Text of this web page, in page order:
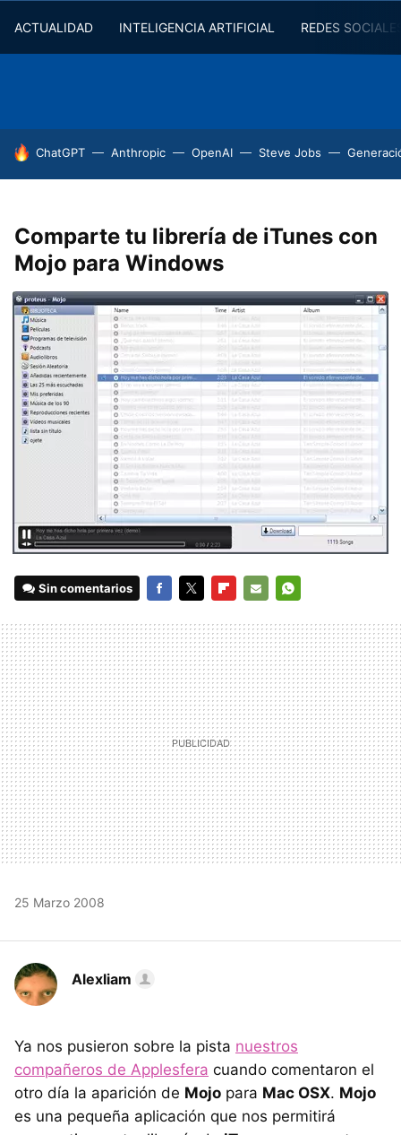
ACTUALIDAD INTELIGENCIA ARTIFICIAL REDES
HOY SE HABLA DE
ChatGPT Anthropic OpenAI Steve Jobs
Comparte tu librería de iTunes con
Mojo para Windows
Sin comentarios
MAIL
25 Marzo 2008
Alexliam
Ya nos pusieron sobre la pista nuestros
compañeros de Applesfera cuando comentaron el
otro día la aparición de Mojo para Mac OSX. Mojo
es una pequeña aplicación que nos permitirá